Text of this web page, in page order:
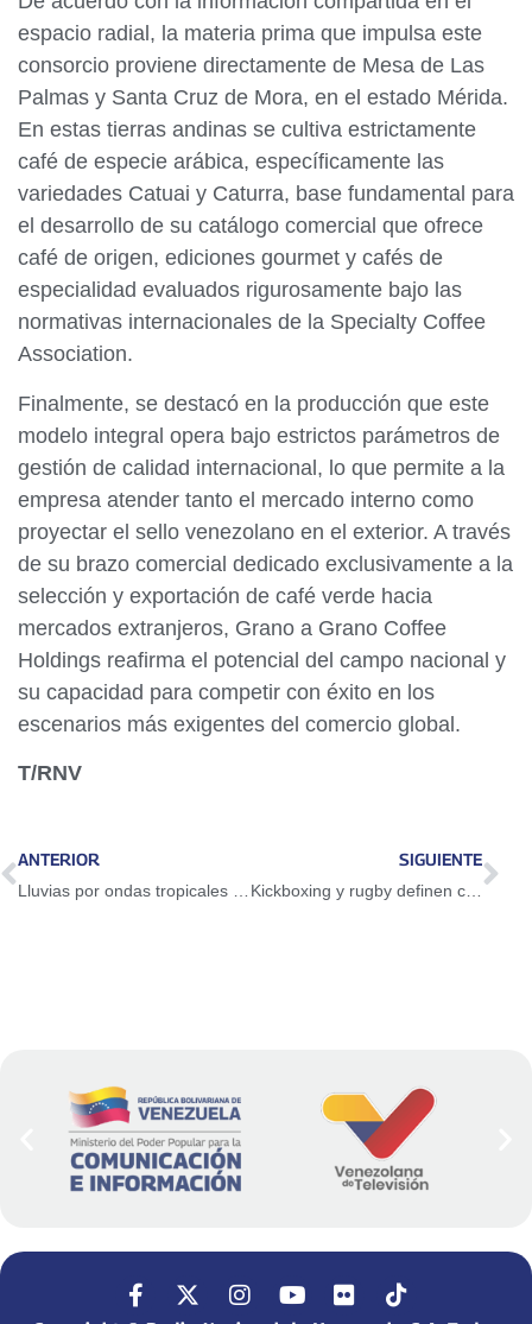
espacio radial, la materia prima que impulsa este
consorcio proviene directamente de Mesa de Las
Palmas y Santa Cruz de Mora, en el estado Mérida.
En estas tierras andinas se cultiva estrictamente
café de especie arábica, específicamente las
variedades Catuai y Caturra, base fundamental para
el desarrollo de su catálogo comercial que ofrece
café de origen, ediciones gourmet y cafés de
especialidad evaluados rigurosamente bajo las
normativas internacionales de la Specialty Coffee
Association.
Finalmente, se destacó en la producción que este
modelo integral opera bajo estrictos parámetros de
gestión de calidad internacional, lo que permite a la
empresa atender tanto el mercado interno como
proyectar el sello venezolano en el exterior. A través
de su brazo comercial dedicado exclusivamente a la
selección y exportación de café verde hacia
mercados extranjeros, Grano a Grano Coffee
Holdings reafirma el potencial del campo nacional y
su capacidad para competir con éxito en los
escenarios más exigentes del comercio global.
T/RNV
ANTERIOR SIGUIENTE
Kickboxing y rugby definen clasificados a los Juegos Nacionales Juveniles